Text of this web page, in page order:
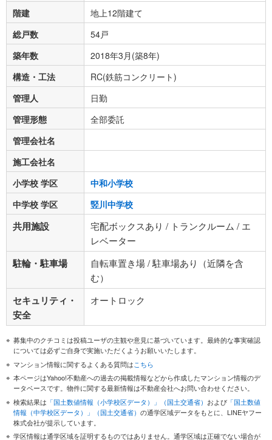
階建
地上12階建て
総戸数
54戸
築年数
2018年3月(築8年)
構造・工法
RC(鉄筋コンクリート)
管理人
日勤
管理形態
全部委託
管理会社名
施工会社名
小学校 学区
中和小学校
中学校 学区
竪川中学校
共用施設
宅配ボックスあり / トランクルーム / エ
レベーター
駐輪・駐車場
自転車置き場 / 駐車場あり（近隣を含
む）
セキュリティ・
安全
オートロック
募集中のクチコミは投稿ユーザの主観や意見に基づいています。最終的な事実確認
については必ずご自身で実施いただくようお願いいたします。
マンション情報に関するよくある質問はこちら
本ページはYahoo!不動産への過去の掲載情報などから作成したマンション情報のデ
ータベースです。物件に関する最新情報は不動産会社へお問い合わせください。
検索結果は 「国土数値情報（小学校区データ）」（国土交通省） および 「国土数値
情報（中学校区データ）」（国土交通省） の通学区域データをもとに、LINEヤフー
株式会社が提示しています。
学区情報は通学区域を証明するものではありません。通学区域は正確でない場合が